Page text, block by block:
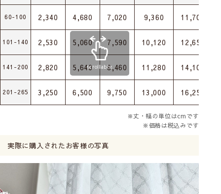
60-100 2,340 4,680 7,020 9,360 11,700
101-140 2,530 5,060 7,590 10,120 12,650
141-200 2,820 5,640 8,460 11,280 14,100
201-265 3,250 6,500 9,750 13,000 16,250
scrollable
※丈・幅の単位はcmです
※価格は税込みです
実際に購入されたお客様の写真